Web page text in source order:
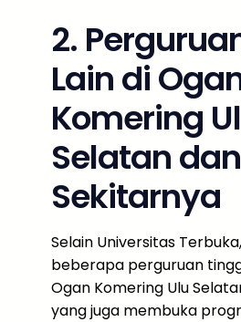
2.
Lain di
Komering
Selatan dan
Sekitarnya
Selain Universitas
beberapa perguruan
Ogan Komering Ulu
yang juga membuka